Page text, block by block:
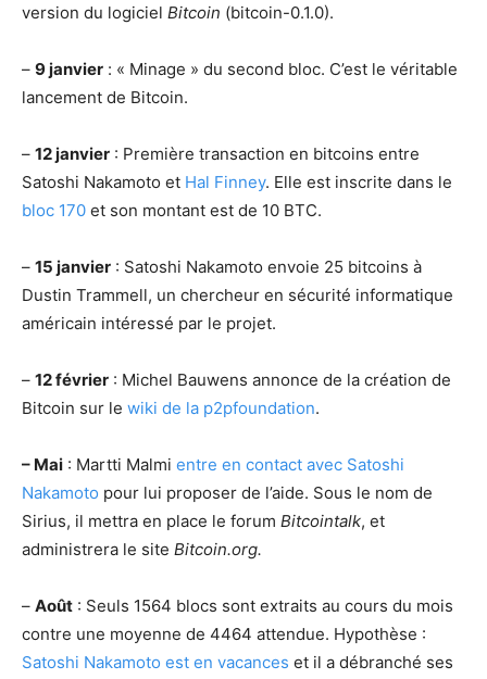
version du logiciel Bitcoin (bitcoin-0.1.0).
– 9 janvier : « Minage » du second bloc. C’est le véritable
lancement de Bitcoin.
– 12 janvier : Première transaction en bitcoins entre
Satoshi Nakamoto et Hal Finney. Elle est inscrite dans le
bloc 170 et son montant est de 10 BTC.
– 15 janvier : Satoshi Nakamoto envoie 25 bitcoins à
Dustin Trammell, un chercheur en sécurité informatique
américain intéressé par le projet.
– 12 février : Michel Bauwens annonce de la création de
Bitcoin sur le wiki de la p2pfoundation.
– Mai : Martti Malmi entre en contact avec Satoshi
Nakamoto pour lui proposer de l’aide. Sous le nom de
Sirius, il mettra en place le forum Bitcointalk, et
administrera le site Bitcoin.org.
– Août : Seuls 1564 blocs sont extraits au cours du mois
contre une moyenne de 4464 attendue. Hypothèse :
Satoshi Nakamoto est en vacances et il a débranché ses